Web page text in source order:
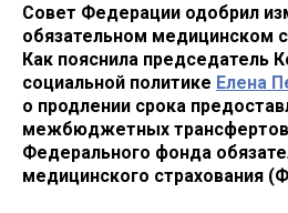
Совет Федерации одобрил
обязательном медицинском
Как пояснила председатель
социальной политике Елена
о продлении срока
межбюджетных
Федерального фонда
медицинского страхования